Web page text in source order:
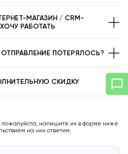
МАГАЗИН / CRM-
РАБОТАТЬ
ПОТЕРЯЛОСЬ?
СКИДКУ
пожалуйста, напишите их в форме ниже
на них ответим.